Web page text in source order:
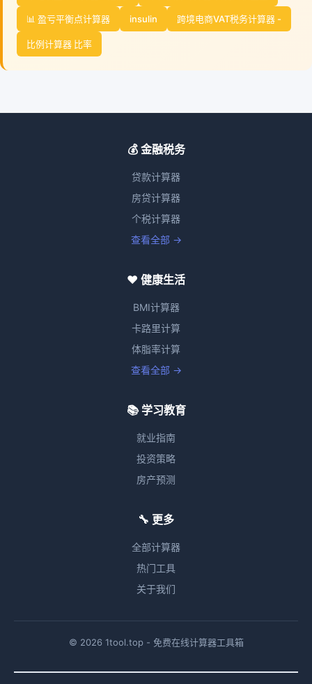
📊 盈亏平衡点计算器 insulin 跨境电商VAT税务计算器 -
比例计算器 比率
💰 金融税务
贷款计算器
房贷计算器
个税计算器
查看全部 →
❤️ 健康生活
BMI计算器
卡路里计算
体脂率计算
查看全部 →
📚 学习教育
就业指南
投资策略
房产预测
🔧 更多
全部计算器
热门工具
关于我们
© 2026 1tool.top - 免费在线计算器工具箱